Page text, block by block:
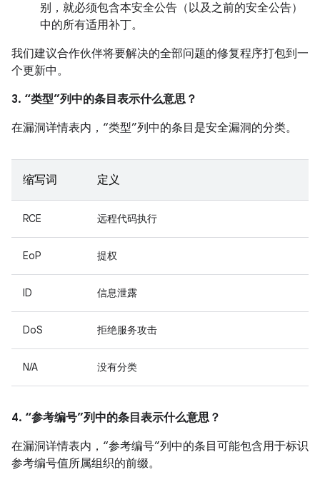
别，就必须包含本安全公告（以及之前的安全公告）
中的所有适用补丁。
我们建议合作伙伴将要解决的全部问题的修复程序打包到一
个更新中。
3. “类型”列中的条目表示什么意思？
在漏洞详情表内，“类型”列中的条目是安全漏洞的分类。
缩写词 定义
RCE 远程代码执行
EoP 提权
ID 信息泄露
DoS 拒绝服务攻击
N/A 没有分类
4. “参考编号”列中的条目表示什么意思？
在漏洞详情表内，“参考编号”列中的条目可能包含用于标识
参考编号值所属组织的前缀。